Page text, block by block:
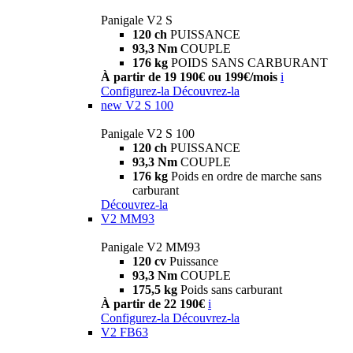
Panigale V2 S
120 ch PUISSANCE
93,3 Nm COUPLE
176 kg POIDS SANS CARBURANT
À partir de 19 190€ ou 199€/mois i
Configurez-la Découvrez-la
new V2 S 100
Panigale V2 S 100
120 ch PUISSANCE
93,3 Nm COUPLE
176 kg Poids en ordre de marche sans
carburant
Découvrez-la
V2 MM93
Panigale V2 MM93
120 cv Puissance
93,3 Nm COUPLE
175,5 kg Poids sans carburant
À partir de 22 190€ i
Configurez-la Découvrez-la
V2 FB63